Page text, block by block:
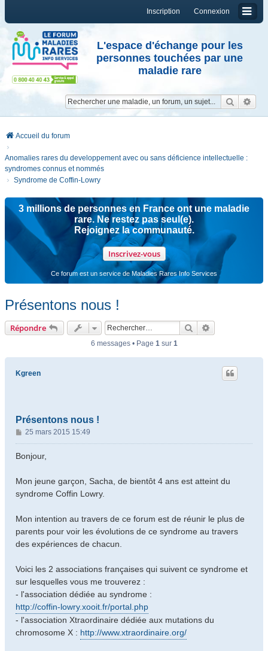
Connexion
Inscription
L'espace d'échange pour les
personnes touchées par une
maladie rare
Accueil du forum
Anomalies rares du developpement avec ou sans déficience intellectuelle :
syndromes connus et nommés
Syndrome de Coffin-Lowry
3 millions de personnes en France ont une maladie
rare. Ne restez pas seul(e).
Rejoignez la communauté.
Inscrivez-vous
Ce forum est un service de Maladies Rares Info Services
Présentons nous !
Répondre Rechercher
6 messages • Page 1sur 1
Kgreen
Présentons nous !
M
e
s
g
e
25 mars 2015 15:49
Bonjour,
Mon jeune garçon, Sacha, de bientôt 4 ans est atteint du
syndrome Coffin Lowry.
Mon intention au travers de ce forum est de réunir le plus de
parents pour voir les évolutions de ce syndrome au travers
des expériences de chacun.
Voici les 2 associations françaises qui suivent ce syndrome et
sur lesquelles vous me trouverez :
- l'association dédiée au syndrome :
http://coffin-lowry.xooit.fr/portal.php
- l'association Xtraordinaire dédiée aux mutations du
chromosome X : http://www.xtraordinaire.org/